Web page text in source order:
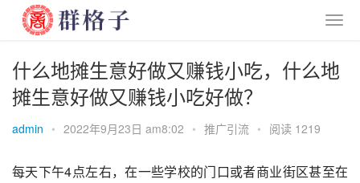
什么地摊生意好做又赚钱小吃，什么地
摊生意好做又赚钱小吃好做？
admin • 2022年9月23日 am8:02 • 推广引流 • 阅读 1219
每天下午4点左右，在一些学校的门口或者商业街区甚至在